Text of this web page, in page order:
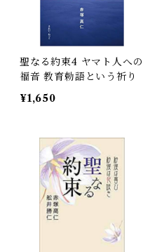
聖なる約束4 ヤマト人への
福音 教育勅語という祈り
¥1,650